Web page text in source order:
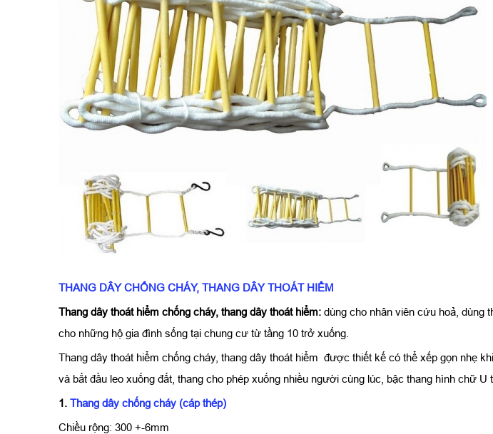
THANG DÂY CHỐNG CHÁY, THANG DÂY THOÁT HIỂM
Thang dây thoát hiểm chống cháy, thang dây thoát hiểm: dùng cho nhân viên cứu hoả, dùng
cho những hộ gia đình sống tại chung cư từ tầng 10 trở xuống.
Thang dây thoát hiểm chống cháy, thang dây thoát hiểm được thiết kế có thể xếp gọn nhẹ
và bắt đầu leo xuống đất, thang cho phép xuống nhiều người cùng lúc, bậc thang hình chữ
1. Thang dây chống cháy (cáp thép)
Chiều rộng: 300 +-6mm